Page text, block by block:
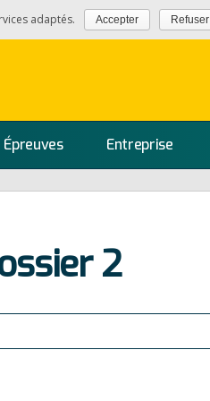
Épreuves Entreprise
2
adaptés. Accepter Refuser